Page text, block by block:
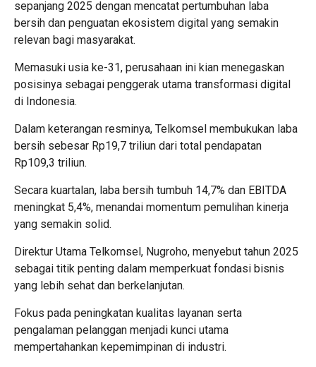
sepanjang 2025 dengan mencatat pertumbuhan laba
bersih dan penguatan ekosistem digital yang semakin
relevan bagi masyarakat.
Memasuki usia ke-31, perusahaan ini kian menegaskan
posisinya sebagai penggerak utama transformasi digital
di Indonesia.
Dalam keterangan resminya, Telkomsel membukukan laba
bersih sebesar Rp19,7 triliun dari total pendapatan
Rp109,3 triliun.
Secara kuartalan, laba bersih tumbuh 14,7% dan EBITDA
meningkat 5,4%, menandai momentum pemulihan kinerja
yang semakin solid.
Direktur Utama Telkomsel, Nugroho, menyebut tahun 2025
sebagai titik penting dalam memperkuat fondasi bisnis
yang lebih sehat dan berkelanjutan.
Fokus pada peningkatan kualitas layanan serta
pengalaman pelanggan menjadi kunci utama
mempertahankan kepemimpinan di industri.